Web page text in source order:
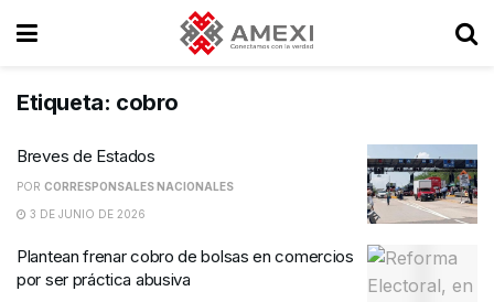
Etiqueta: cobro
Breves de Estados
POR CORRESPONSALES NACIONALES
3 DE JUNIO DE 2026
Plantean frenar cobro de bolsas en comercios
por ser práctica abusiva